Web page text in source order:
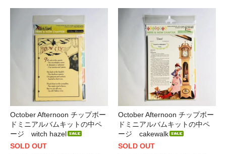
October Afternoon チップボー
ドミニアルバムキットの中ペ
ージ witch hazel
SOLD OUT
October Afternoon チップボー
ドミニアルバムキットの中ペ
ージ cakewalk
SOLD OUT